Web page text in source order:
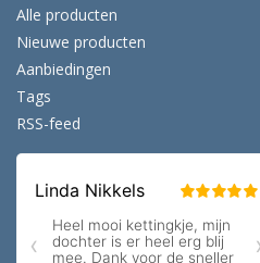
Alle producten
Nieuwe producten
Aanbiedingen
Tags
RSS-feed